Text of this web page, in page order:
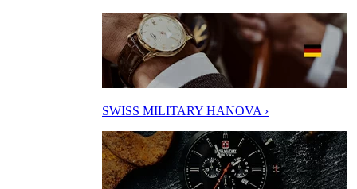
SWISS MILITARY HANOVA ›